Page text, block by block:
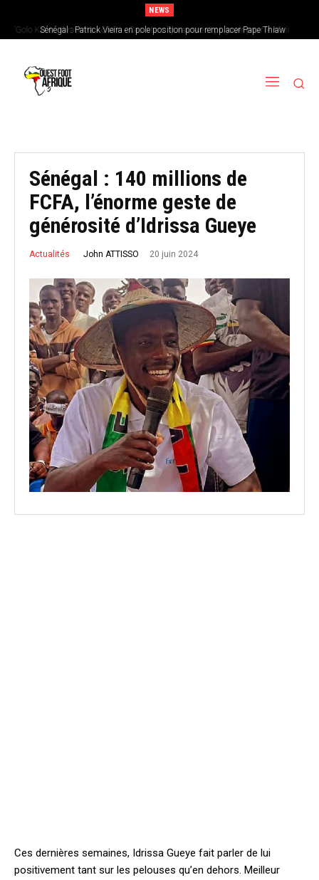
NEWS
Sénégal : Patrick Vieira en pole position pour remplacer Pape Thiaw
Sénégal : 140 millions de
FCFA, l’énorme geste de
générosité d’Idrissa Gueye
Actualités John ATTISSO 20 juin 2024
Ces dernières semaines, Idrissa Gueye fait parler de lui
positivement tant sur les pelouses qu’en dehors. Meilleur